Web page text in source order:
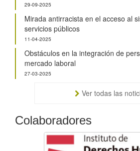
29-09-2025
Mirada antirracista en el acceso al
servicios públicos
11-04-2025
Obstáculos en la integración de
mercado laboral
27-03-2025
Ver todas las
Colaboradores